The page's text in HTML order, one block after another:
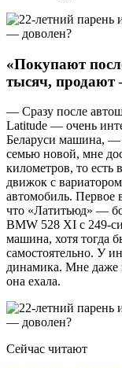
«Покупают
тысяч, продают
— Сразу после
Latitude — очень
Беларуси машина, —
семью новой, мне
километров, то есть
движок с
автомобиль. Первое
что «Латитьюд» —
BMW 528 XI c 249-
машина, хотя тогда
самостоятельно. У
динамика. Мне даже
она ехала.
Сейчас читают